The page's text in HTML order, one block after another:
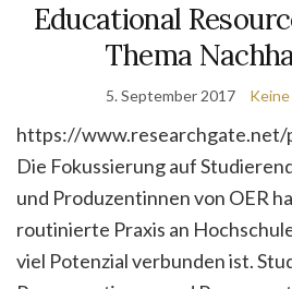
Educational
Thema
5. September 2017
https://
Die Fokussierung auf
und Produzentinnen von OER
routinierte Praxis an
viel Potenzial verbunden ist.